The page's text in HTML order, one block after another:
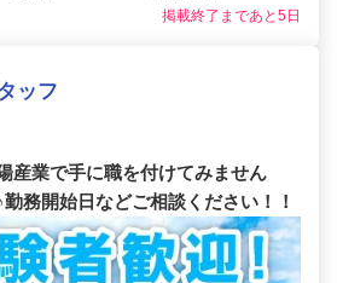
掲載終了まであと5日
ッフ
産業で手に職を付けてみません
務開始日などご相談ください！！